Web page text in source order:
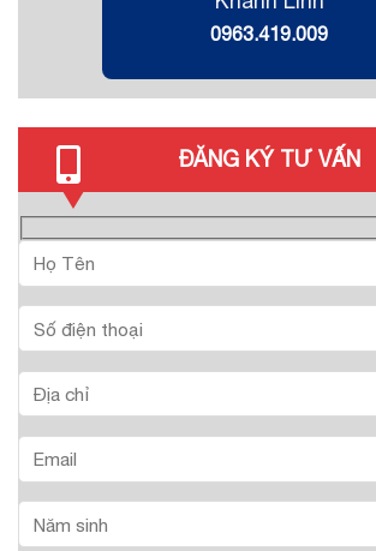
0963.419.009
ĐĂNG KÝ TƯ VẤN